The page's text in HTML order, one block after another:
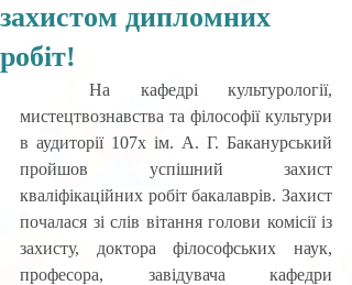
захистом дипломних
робіт!
	На кафедрі культурології,
мистецтвознавства та філософії культури
в аудиторії 107х ім. А. Г. Баканурський
пройшов успішний захист
кваліфікаційних робіт бакалаврів. Захист
почалася зі слів вітання голови комісії із
захисту, доктора філософських наук,
професора, завідувача кафедри